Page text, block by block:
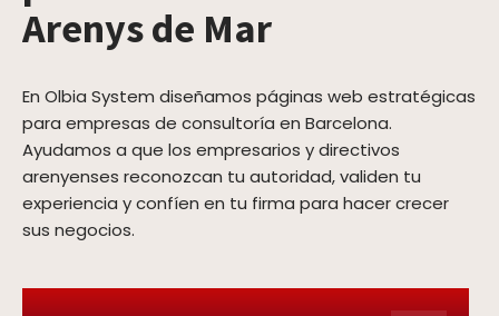
Arenys de Mar
En Olbia System diseñamos páginas web estratégicas
para empresas de consultoría en Barcelona.
Ayudamos a que los empresarios y directivos
arenyenses reconozcan tu autoridad, validen tu
experiencia y confíen en tu firma para hacer crecer
sus negocios.